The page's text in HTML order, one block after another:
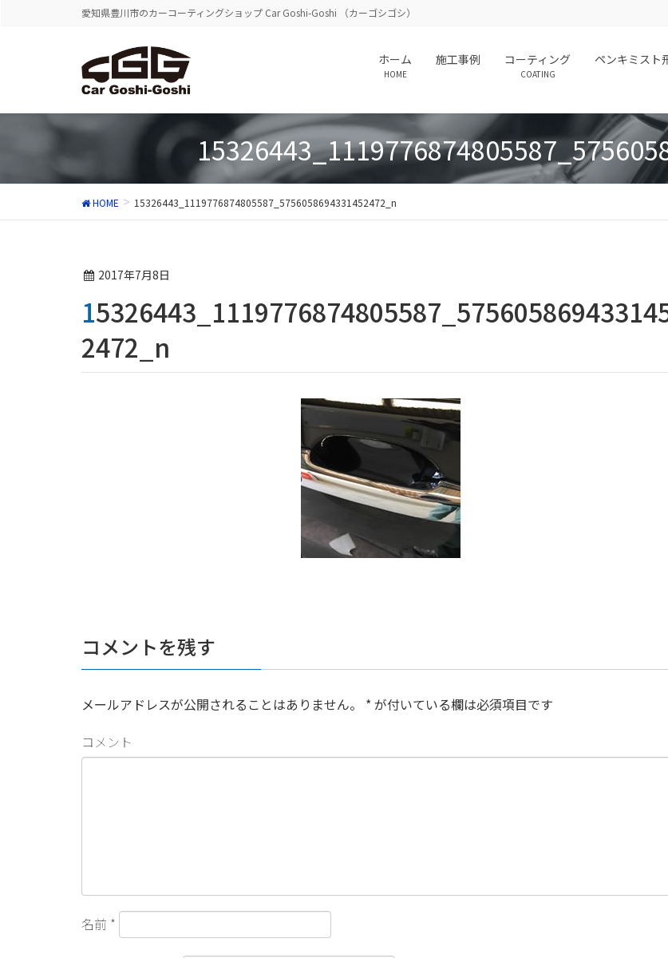
愛知県豊川市のカーコーティングショップ Car Goshi-Goshi （カーゴシゴシ）
ホーム
HOME
施工事例 コーティング
COATING
ペンキミスト
HOME 15326443_1119776874805587_5756058694331452472_n
2017年7月8日
15326443_1119776874805587_575605869433145
2472_n
コメントを残す
メールアドレスが公開されることはありません。 *が付いている欄は必須項目です
コメント
名前 *